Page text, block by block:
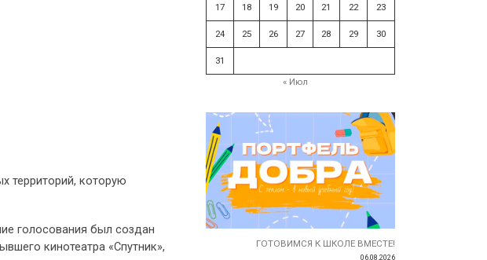
территорий, которую
голосования был создан
кинотеатра «Спутник»,
17 18 19 20 21 22 23
24 25 26 27 28 29 30
31
« Июл
ГОТОВИМСЯ К ШКОЛЕ ВМЕСТЕ!
06.08.2026